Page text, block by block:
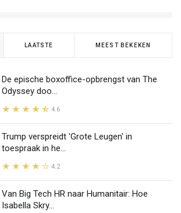
LAATSTE MEEST BEKEKEN
De epische boxoffice-opbrengst van The
Odyssey doo...
4.6
Trump verspreidt 'Grote Leugen' in
toespraak in he...
4.2
Van Big Tech HR naar Humanitair: Hoe
Isabella Skry...